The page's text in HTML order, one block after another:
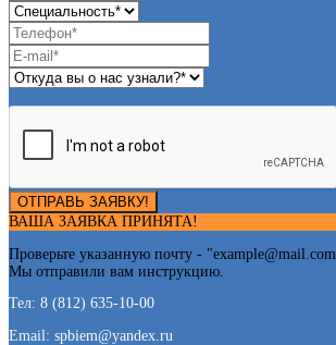
ОТПРАВЬ ЗАЯВКУ!
ВАША ЗАЯВКА ПРИНЯТА!
Проверьте указанную почту - "example@mail.com
Мы отправили вам инструкцию.
Тел: 8 (812) 635-10-00
Email: spbiem@yandex.ru